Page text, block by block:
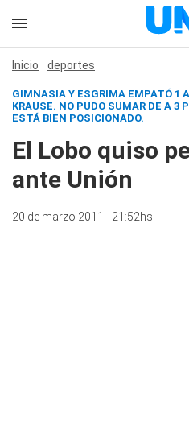
Inicio deportes
GIMNASIA Y ESGRIMA EMPATÓ 1
KRAUSE. NO PUDO SUMAR DE A 3
ESTÁ BIEN POSICIONADO.
El Lobo quiso
ante Unión
20 de marzo 2011 - 21:52hs